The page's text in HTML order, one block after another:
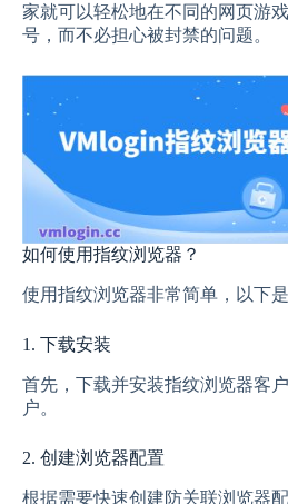
家就可以轻松地在不同的网页游
号，而不必担心被封禁的问题。
如何使用指纹浏览器？
使用指纹浏览器非常简单，以下
1. 下载安装
首先，下载并安装指纹浏览器客
户。
2. 创建浏览器配置
根据需要快速创建防关联浏览器